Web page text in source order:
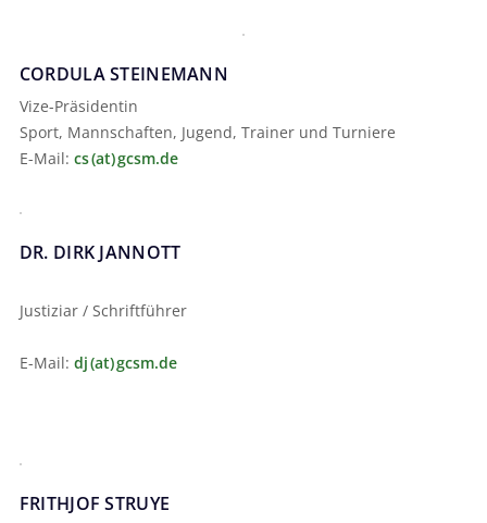
CORDULA STEINEMANN
Vize-Präsidentin
Sport, Mannschaften, Jugend, Trainer und Turniere
E-Mail: cs (at) gcsm.de
DR. DIRK JANNOTT
Justiziar / Schriftführer
E-Mail: dj (at) gcsm.de
FRITHJOF STRUYE